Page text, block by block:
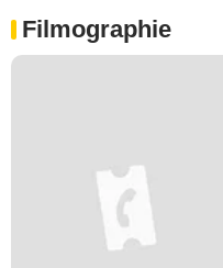
Filmographie